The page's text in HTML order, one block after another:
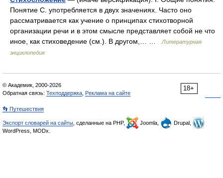
Понятие С. употребляется в двух значениях. Часто оно
рассматривается как учение о принципах стихотворной
организации речи и в этом смысле представляет собой не что
иное, как стиховедение (см.). В другом,… …
Литературная
энциклопедия
18+
© Академик, 2000-2026
Обратная связь: Техподдержка Реклама на сайте
👣 Путешествия
Экспорт словарей на сайты , сделанные на PHP, Joomla,
Drupal,
WordPress, MODx.